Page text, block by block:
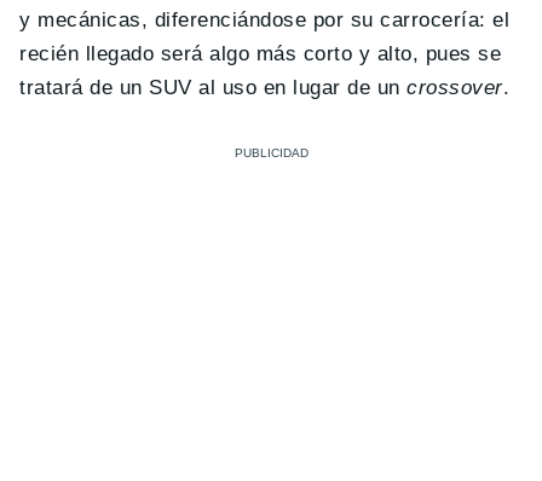
y mecánicas, diferenciándose por su carrocería: el
recién llegado será algo más corto y alto, pues se
tratará de un SUV al uso en lugar de uncrossover.